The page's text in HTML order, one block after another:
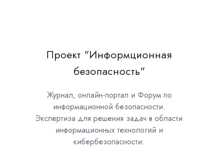
Проект "Информционная
безопасность"
Журнал, онлайн-портал и Форум по
информационной безопасности.
Экспертиза для решения задач в области
информационных технологий и
кибербезопасности.